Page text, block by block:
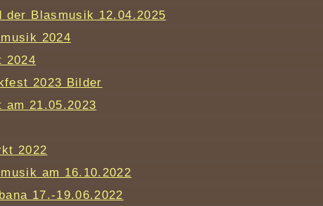
der Blasmusik 12.04.2025
2024
2024
2023 Bilder
am 21.05.2023
2022
am 16.10.2022
17.-19.06.2022